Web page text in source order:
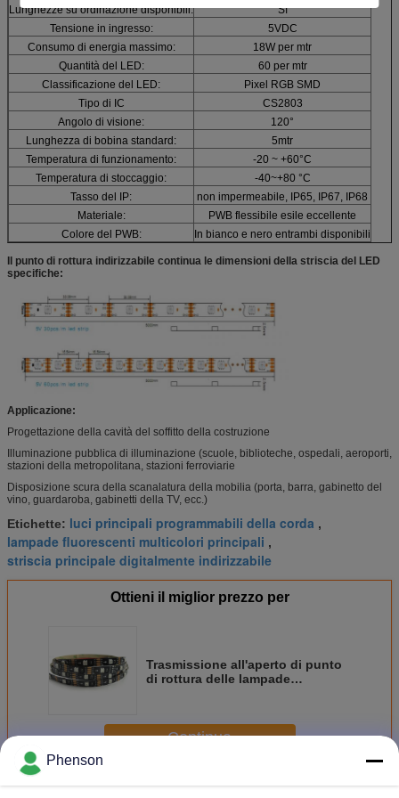
Lunghezze su ordinazione disponibili:
Sì
Tensione in ingresso:
5VDC
Consumo di energia massimo:
18W per mtr
Quantità del LED:
60 per mtr
Classificazione del LED:
Pixel RGB SMD
Tipo di IC
CS2803
Angolo di visione:
120°
Lunghezza di bobina standard:
5mtr
Temperatura di funzionamento:
-20 ~ +60°C
Temperatura di stoccaggio:
-40~+80 °C
Tasso del IP:
non impermeabile, IP65, IP67, IP68
Materiale:
PWB flessibile esile eccellente
Colore del PWB:
In bianco e nero entrambi disponibili
Il punto di rottura indirizzabile continua le dimensioni della striscia del LED
specifiche:
Applicazione:
Progettazione della cavità del soffitto della costruzione
Illuminazione pubblica di illuminazione (scuole, biblioteche, ospedali, aeroporti,
stazioni della metropolitana, stazioni ferroviarie
Disposizione scura della scanalatura della mobilia (porta, barra, gabinetto del
vino, guardaroba, gabinetti della TV, ecc.)
Etichette: luci principali programmabili della corda ,
lampade fluorescenti multicolori principali ,
striscia principale digitalmente indirizzabile
Ottieni il miglior prezzo per
Trasmissione all'aperto di punto
di rottura delle lampade
Continua
PiùLampade fluorescenti di Digital LED
Phenson